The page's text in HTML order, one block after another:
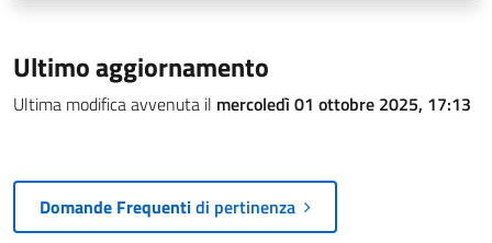
Ultimo aggiornamento
Ultima modifica avvenuta il mercoledì 01 ottobre 2025, 17:13
Domande Frequentidi pertinenza